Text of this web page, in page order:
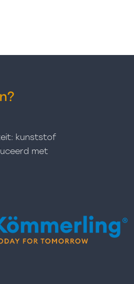
kunststof
met